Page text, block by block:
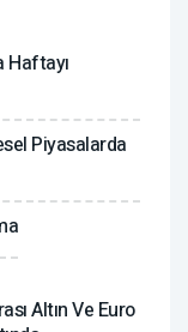
Haftayı
Piyasalarda
Altın Ve Euro